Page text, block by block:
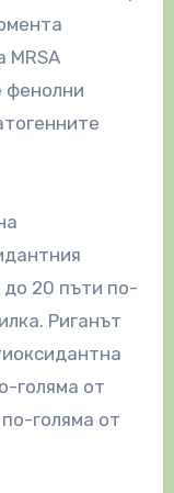
MRSA
фенолни
до 20 пъти по-
Риганът
голяма от
голяма от